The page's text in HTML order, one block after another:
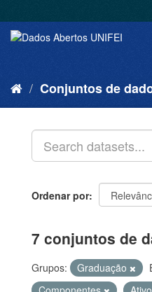
Conjuntos de
Ordenar por
7 conjuntos de
Grupos: Graduação